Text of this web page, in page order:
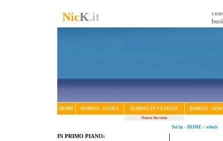
NicK.it
HOME DOMINI : GUIDA DOMINI IN VENDITA DOMINI :
Nuovo Servizio
Sei in » HOME » whois
IN PRIMO PIANO: